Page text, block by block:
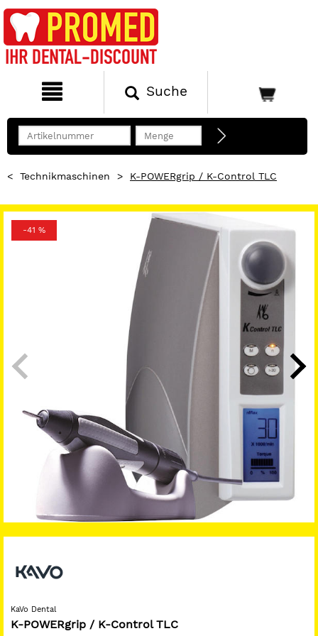
Suche
< Technikmaschinen > K-POWERgrip / K-Control TLC
-41 %
KaVo Dental
K-POWERgrip / K-Control TLC